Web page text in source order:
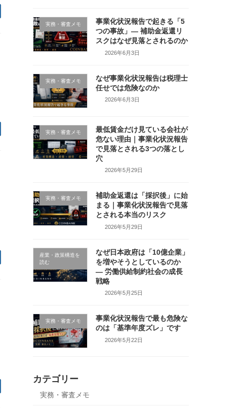
実務・審査メモ
事業化状況報告で起きる「5
つの事故」― 補助金返還リ
スクはなぜ見落とされるのか
2026年6月3日
実務・審査メモ
なぜ事業化状況報告は税理士
任せでは危険なのか
2026年6月3日
実務・審査メモ
最低賃金だけ見ている会社が
危ない理由｜事業化状況報告
で見落とされる3つの落とし
穴
2026年5月29日
実務・審査メモ
補助金返還は「採択後」に始
まる｜事業化状況報告で見落
とされる本当のリスク
2026年5月29日
産業・政策構造を
読む
なぜ日本政府は「10億企業」
を増やそうとしているのか
― 労働供給制約社会の成長
戦略
2026年5月25日
実務・審査メモ
事業化状況報告で最も危険な
のは「基準年度ズレ」です
2026年5月22日
カテゴリー
実務・審査メモ